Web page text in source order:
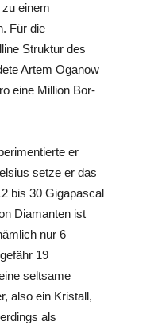
einem
Für die
Struktur des
Artem Oganow
eine Million Bor-
er
setze er das
bis 30 Gigapascal
Diamanten ist
nur 6
19
seltsame
also ein Kristall,
als